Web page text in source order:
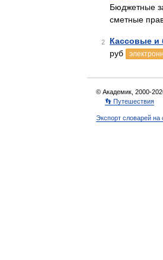
Бюджетные
сметные
2 Кассовые и
руб
© Академик, 2000-
👣 Путешествия
Экспорт словарей на